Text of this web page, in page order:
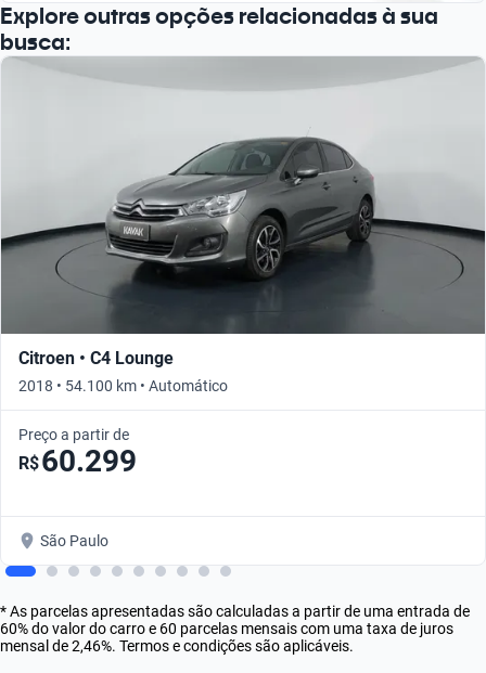
Busque por ano
Explore outras opções relacionadas à sua
busca:
Citroen • C4 Lounge
2018 • 54.100 km • Automático
Preço a partir de
R$60.299
São Paulo
* As parcelas apresentadas são calculadas a partir de uma entrada de
60% do valor do carro e 60 parcelas mensais com uma taxa de juros
mensal de 2,46%. Termos e condições são aplicáveis.